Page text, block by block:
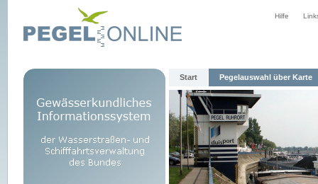
Hilfe
Start Pegelauswahl über Karte